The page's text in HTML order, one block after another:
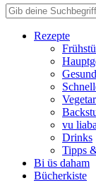
Rezepte
vu
Drinks
Tipps
Bi üs daham
Bücherkiste